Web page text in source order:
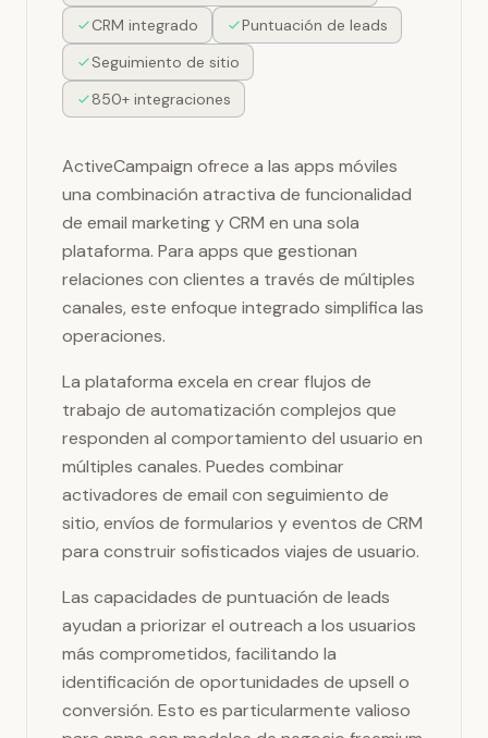
CRM integrado
Puntuación de leads
Seguimiento de sitio
850+ integraciones
ActiveCampaign ofrece a las apps móviles
una combinación atractiva de funcionalidad
de email marketing y CRM en una sola
plataforma. Para apps que gestionan
relaciones con clientes a través de múltiples
canales, este enfoque integrado simplifica las
operaciones.
La plataforma excela en crear flujos de
trabajo de automatización complejos que
responden al comportamiento del usuario en
múltiples canales. Puedes combinar
activadores de email con seguimiento de
sitio, envíos de formularios y eventos de CRM
para construir sofisticados viajes de usuario.
Las capacidades de puntuación de leads
ayudan a priorizar el outreach a los usuarios
más comprometidos, facilitando la
identificación de oportunidades de upsell o
conversión. Esto es particularmente valioso